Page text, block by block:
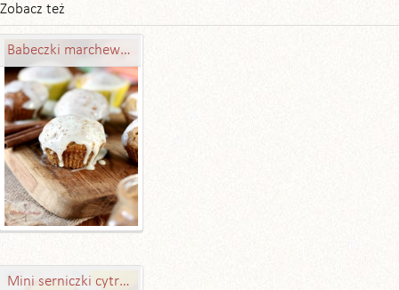
Zobacz też
Babeczki marchewkowe
Mini serniczki cytrynowe